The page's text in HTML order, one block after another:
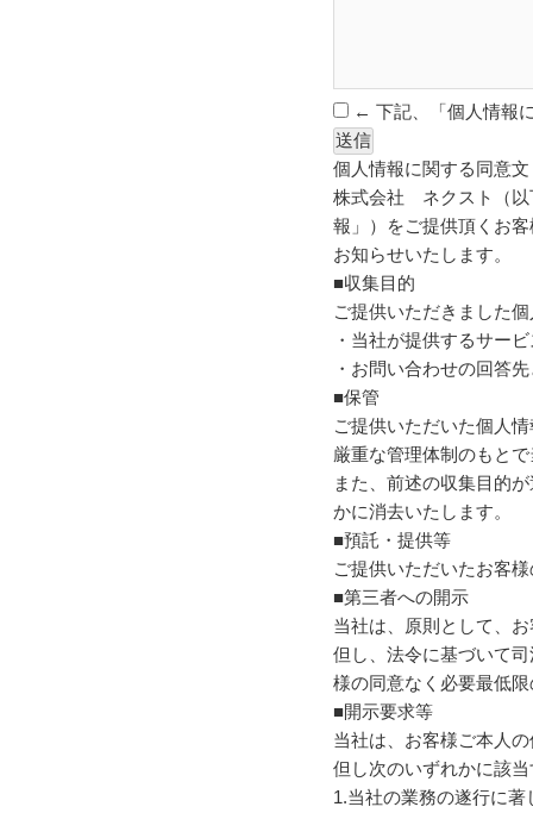
← 下記、「個人情報
個人情報に関する同意文
株式会社 ネクスト（以
報」）をご提供頂くお
お知らせいたします。
■収集目的
ご提供いただきました
・当社が提供するサー
・お問い合わせの回答
■保管
ご提供いただいた個人
厳重な管理体制のもと
また、前述の収集目的
かに消去いたします。
■預託・提供等
ご提供いただいたお客
■第三者への開示
当社は、原則として、
但し、法令に基づいて
様の同意なく必要最低
■開示要求等
当社は、お客様ご本人
但し次のいずれかに該
1.当社の業務の遂行に